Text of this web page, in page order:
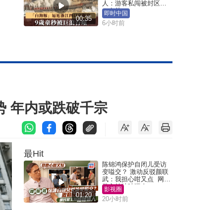
00:35
人：游客私闯被封区域
︱有片
即时中国
6小时前
年内或跌破千宗
最Hit
01:20
陈锦鸿保护自闭儿受访
变嗌交？ 激动反驳颜联
武：我担心咁又点 网民
批主持咄咄逼人
影视圈
20小时前